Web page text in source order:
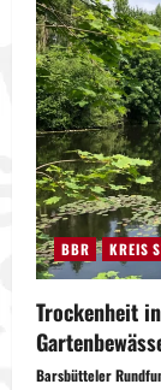
BBR KREIS
Trockenheit
Barsbütteler